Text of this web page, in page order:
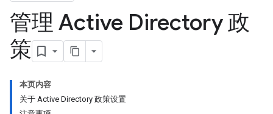
管理 Active Directory 政
策
本页内容
关于 Active Directory 政策设置